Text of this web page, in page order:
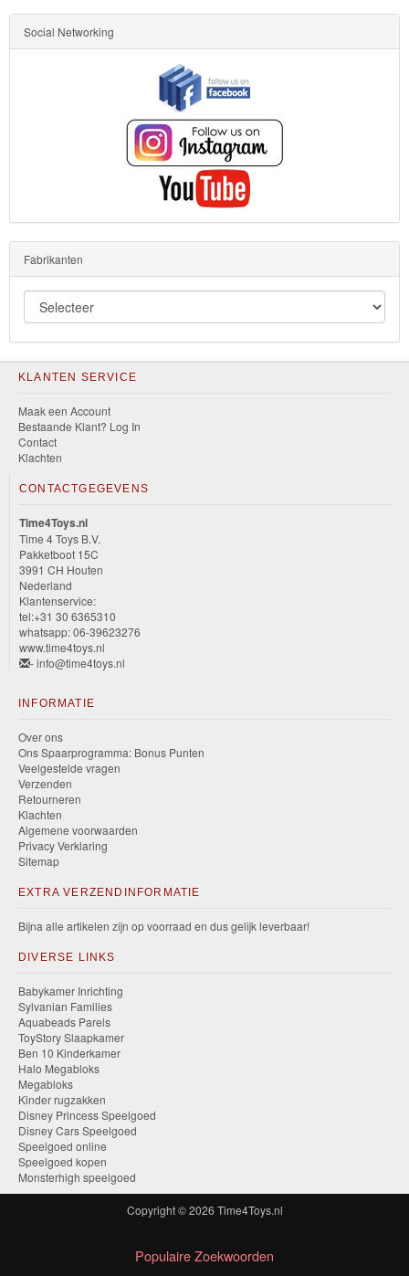
Social Networking
Fabrikanten
KLANTEN SERVICE
Maak een Account
Bestaande Klant? Log In
Contact
Klachten
CONTACTGEGEVENS
Time4Toys.nl
Time 4 Toys B.V.
Pakketboot 15C
3991 CH Houten
Nederland
Klantenservice:
tel:+31 30 6365310
whatsapp: 06-39623276
www.time4toys.nl
- info@time4toys.nl
INFORMATIE
Over ons
Ons Spaarprogramma: Bonus Punten
Veelgestelde vragen
Verzenden
Retourneren
Klachten
Algemene voorwaarden
Privacy Verklaring
Sitemap
EXTRA VERZENDINFORMATIE
Bijna alle artikelen zijn op voorraad en dus gelijk leverbaar!
DIVERSE LINKS
Babykamer Inrichting
Sylvanian Families
Aquabeads Parels
ToyStory Slaapkamer
Ben 10 Kinderkamer
Halo Megabloks
Megabloks
Kinder rugzakken
Disney Princess Speelgoed
Disney Cars Speelgoed
Speelgoed online
Speelgoed kopen
Monsterhigh speelgoed
Copyright © 2026 Time4Toys.nl
Populaire Zoekwoorden